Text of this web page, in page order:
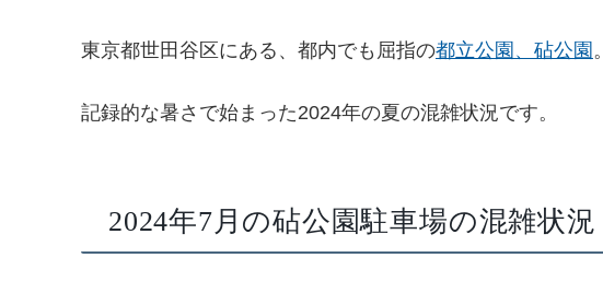
東京都世田谷区にある、都内でも屈指の都立公園、砧公園 。
記録的な暑さで始まった2024年の夏の混雑状況です。
2024年7月の砧公園駐車場の混雑状況